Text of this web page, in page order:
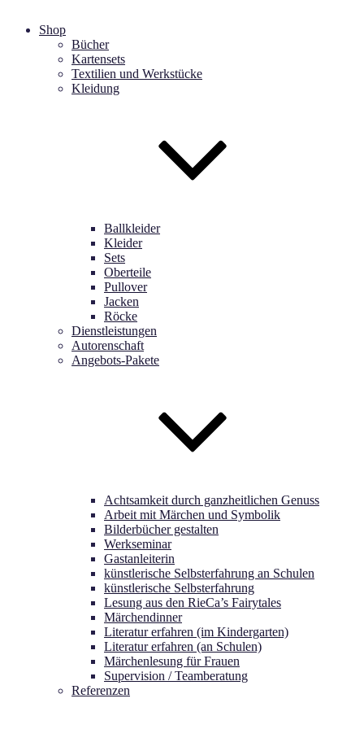
Shop
Bücher
Kartensets
Textilien und Werkstücke
Kleidung
Ballkleider
Kleider
Sets
Oberteile
Pullover
Jacken
Röcke
Dienstleistungen
Autorenschaft
Angebots-Pakete
Achtsamkeit durch ganzheitlichen Genuss
Arbeit mit Märchen und Symbolik
Bilderbücher gestalten
Werkseminar
Gastanleiterin
künstlerische Selbsterfahrung an Schulen
künstlerische Selbsterfahrung
Lesung aus den RieCa’s Fairytales
Märchendinner
Literatur erfahren (im Kindergarten)
Literatur erfahren (an Schulen)
Märchenlesung für Frauen
Supervision / Teamberatung
Referenzen